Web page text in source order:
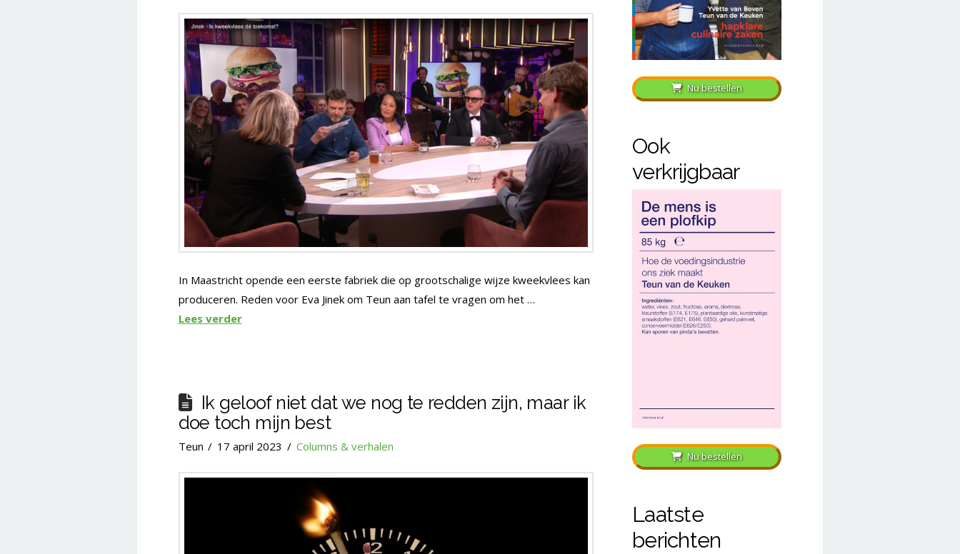
In Maastricht opende een eerste fabriek die op grootschalige wijze kweekvlees kan
produceren. Reden voor Eva Jinek om Teun aan tafel te vragen om het …
Lees verder
Ik geloof niet dat we nog te redden zijn, maar ik
doe toch mijn best
Teun 17 april 2023 Columns & verhalen
Nu bestellen
Ook
verkrijgbaar
Nu bestellen
Laatste
berichten